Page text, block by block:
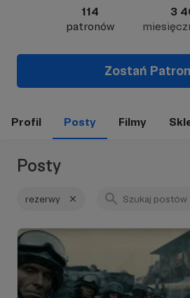
114
patronów
3
Zostań
Profil Posty Filmy
Posty
rezerwy